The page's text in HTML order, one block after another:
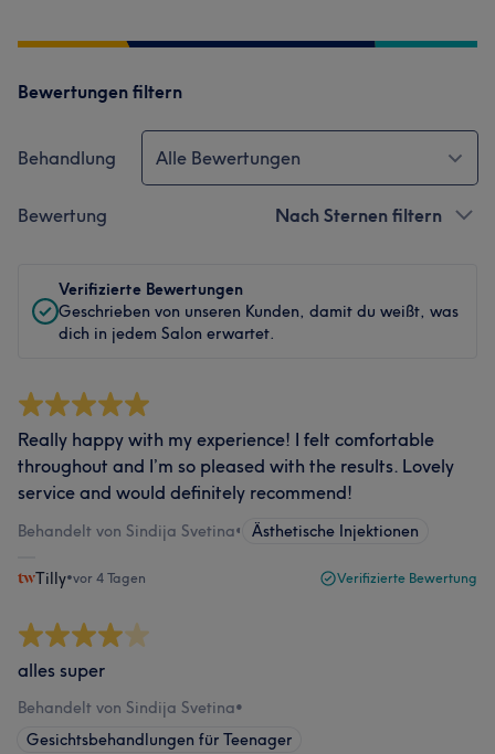
Bewertungen filtern
Behandlung Alle Bewertungen
Bewertung Nach Sternen filtern
Verifizierte Bewertungen
Geschrieben von unseren Kunden, damit du weißt, was
dich in jedem Salon erwartet.
Really happy with my experience! I felt comfortable
throughout and I’m so pleased with the results. Lovely
service and would definitely recommend!
Behandelt von Sindija Svetina• Ästhetische Injektionen
Tilly•vor 4 Tagen Verifizierte Bewertung
alles super
Behandelt von Sindija Svetina•
Gesichtsbehandlungen für Teenager